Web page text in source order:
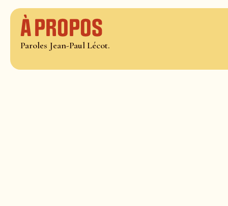
À propos
Paroles Jean-Paul Lécot.